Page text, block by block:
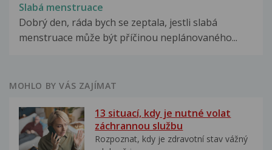
Slabá menstruace
Dobrý den, ráda bych se zeptala, jestli slabá
menstruace může být příčinou neplánovaného...
MOHLO BY VÁS ZAJÍMAT
13 situací, kdy je nutné volat
záchrannou službu
Rozpoznat, kdy je zdravotní stav vážný